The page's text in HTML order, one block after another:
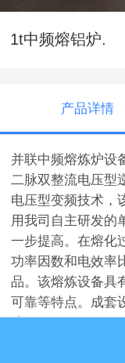
1t中频熔铝炉.
产品详情
并联中频熔炼炉设
二脉双整流电压型
电压型变频技术，
用我司自主研发的
一步提高。在熔化
功率因数和电效率
品。该熔炼设备具
可靠等特点。成套
该成套设备为交钥